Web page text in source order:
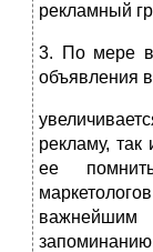
рекламный
3. По мере
объявления
рекламу, так
ее